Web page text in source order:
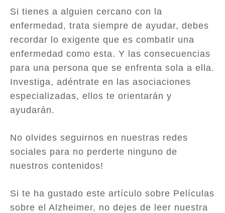
Si tienes a alguien cercano con la
enfermedad, trata siempre de ayudar, debes
recordar lo exigente que es combatir una
enfermedad como esta. Y las consecuencias
para una persona que se enfrenta sola a ella.
Investiga, adéntrate en las asociaciones
especializadas, ellos te orientarán y
ayudarán.
No olvides seguirnos en nuestras redes
sociales para no perderte ninguno de
nuestros contenidos!
Si te ha gustado este artículo sobre Películas
sobre el Alzheimer, no dejes de leer nuestra